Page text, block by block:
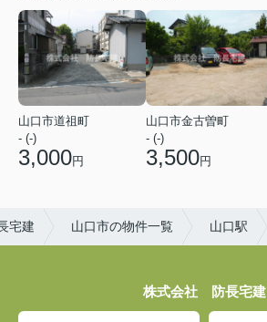
山口市道祖町
- (-)
3,000円
山口市金古曽町
- (-)
3,500円
宅建 山口市の物件一覧 山口駅
株式会社 防長宅建